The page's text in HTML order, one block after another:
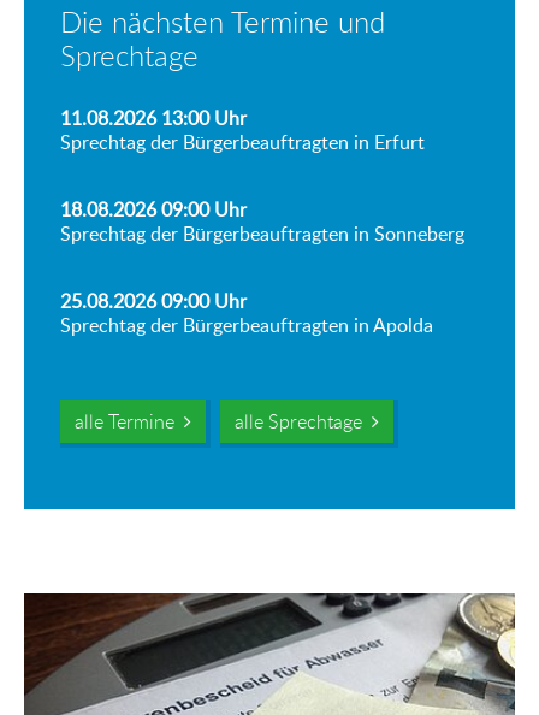
Die nächsten Termine und
Sprechtage
11.08.2026 13:00Uhr
Sprechtag der Bürgerbeauftragten in Erfurt
18.08.2026 09:00Uhr
Sprechtag der Bürgerbeauftragten in Sonneberg
25.08.2026 09:00Uhr
Sprechtag der Bürgerbeauftragten in Apolda
alle Termine alle Sprechtage